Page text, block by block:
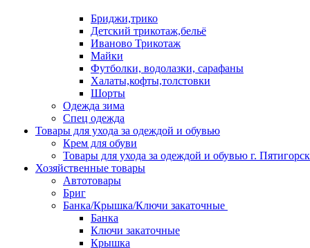
Бриджи,трико
Детский трикотаж,бельё
Иваново Трикотаж
Майки
Футболки, водолазки, сарафаны
Халаты,кофты,толстовки
Шорты
Одежда зима
Спец одежда
Товары для ухода за одеждой и обувью
Крем для обуви
Товары для ухода за одеждой и обувью г. Пятигорск
Хозяйственные товары
Автотовары
Бриг
Банка/Крышка/Ключи закаточные
Банка
Ключи закаточные
Крышка